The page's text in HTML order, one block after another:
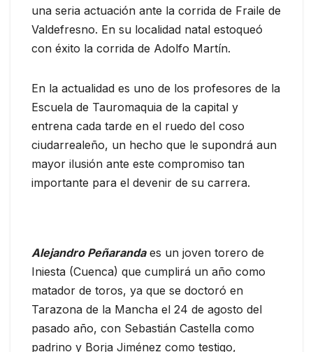
una seria actuación ante la corrida de Fraile de
Valdefresno. En su localidad natal estoqueó
con éxito la corrida de Adolfo Martín.
En la actualidad es uno de los profesores de la
Escuela de Tauromaquia de la capital y
entrena cada tarde en el ruedo del coso
ciudarrealeño, un hecho que le supondrá aun
mayor ilusión ante este compromiso tan
importante para el devenir de su carrera.
Alejandro Peñarandaes un joven torero de
Iniesta (Cuenca) que cumplirá un año como
matador de toros, ya que se doctoró en
Tarazona de la Mancha el 24 de agosto del
pasado año, con Sebastián Castella como
padrino y Borja Jiménez como testigo,